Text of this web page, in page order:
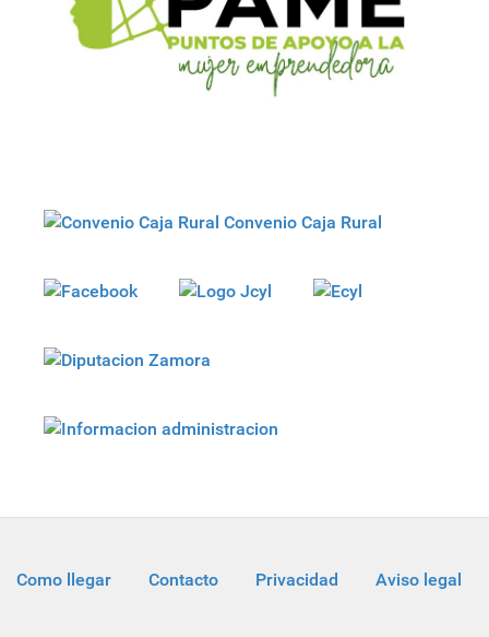
Convenio Caja Rural
Como llegar Contacto Privacidad Aviso legal